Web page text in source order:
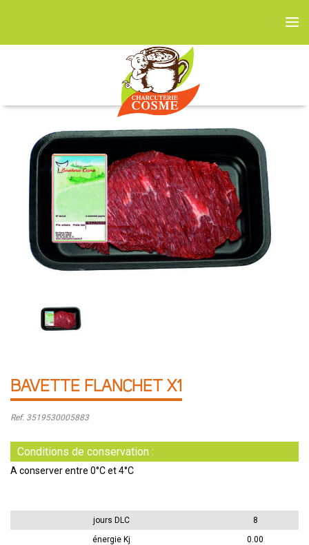
BAVETTE FLANCHET X1
Ref. 3519530005883
Conditions de conservation :
A conserver entre 0°C et 4°C
jours DLC
8
énergie Kj
0.00